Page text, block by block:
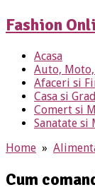
Fashion
Acasa
Auto,
Afaceri si
Casa si
Comert si
Sanatate si
Home »
Cum